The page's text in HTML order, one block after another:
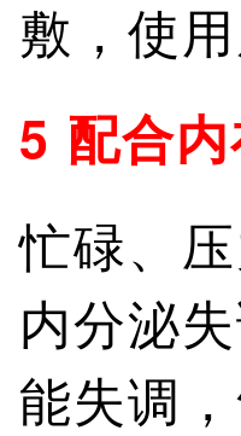
敷，使
5 配合
忙碌、
内分泌
能失调